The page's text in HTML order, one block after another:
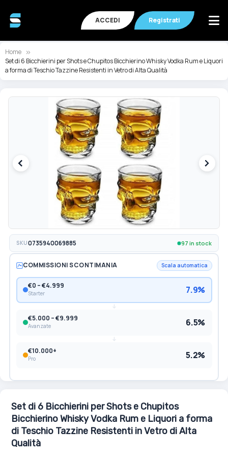
ACCEDI Registrati
Home
Set di 6 Bicchierini per Shots e Chupitos Bicchierino Whisky Vodka Rum e Liquori
a forma di Teschio Tazzine Resistenti in Vetro di Alta Qualità
Vai
immagini
Vai
SKU0735940069885 97 in stock
COMMISSIONI SCONTIMANIA Scala automatica
€0 – €4.999
Starter 7.9%
€5.000 – €9.999
Avanzate 6.5%
€10.000+
Pro 5.2%
Set di 6 Bicchierini per Shots e Chupitos
Bicchierino Whisky Vodka Rum e Liquori a forma
di Teschio Tazzine Resistenti in Vetro di Alta
Qualità